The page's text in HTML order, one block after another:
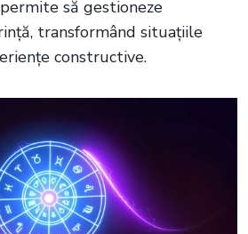
să gestioneze
transformând situațiile
constructive.